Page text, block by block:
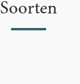
Soorten